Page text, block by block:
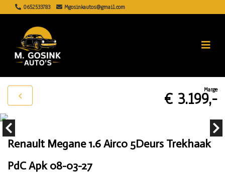
0652533783 Mgosinkautos@gmail.com
Marge
€ 3.199,-
Renault Megane 1.6 Airco 5Deurs Trekhaak
PdC Apk 08-03-27